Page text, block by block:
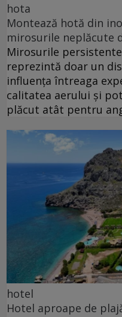
hota
Montează hotă din
mirosurile neplăcute
Mirosurile
reprezintă doar un
influența întreaga
calitatea aerului și
plăcut atât pentru
hotel
Hotel aproape de